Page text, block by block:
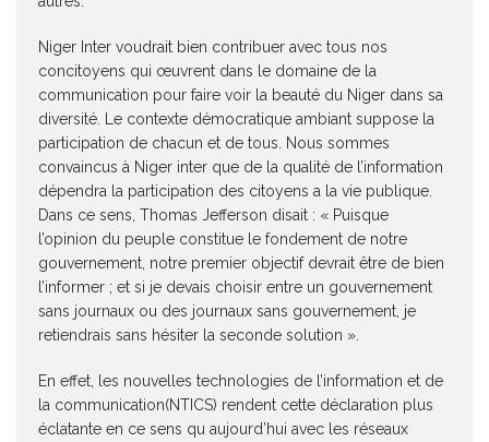
Niger Inter voudrait bien contribuer avec tous nos
concitoyens qui œuvrent dans le domaine de la
communication pour faire voir la beauté du Niger dans sa
diversité. Le contexte démocratique ambiant suppose la
participation de chacun et de tous. Nous sommes
convaincus à Niger inter que de la qualité de l’information
dépendra la participation des citoyens a la vie publique.
Dans ce sens, Thomas Jefferson disait : « Puisque
l’opinion du peuple constitue le fondement de notre
gouvernement, notre premier objectif devrait être de bien
l’informer ; et si je devais choisir entre un gouvernement
sans journaux ou des journaux sans gouvernement, je
retiendrais sans hésiter la seconde solution ».
En effet, les nouvelles technologies de l’information et de
la communication(NTICS) rendent cette déclaration plus
éclatante en ce sens qu aujourd’hui avec les réseaux